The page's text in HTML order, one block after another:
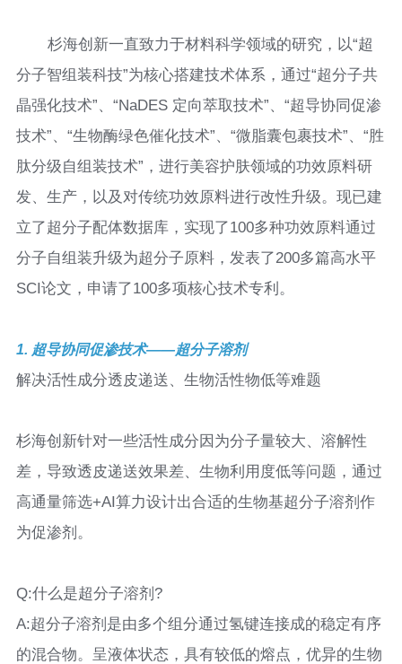
杉海创新一直致力于材料科学领域的研究，以“超
分子智组装科技”为核心搭建技术体系，通过“超分子共
晶强化技术”、“NaDES 定向萃取技术”、“超导协同促渗
技术”、“生物酶绿色催化技术”、“微脂囊包裹技术”、“胜
肽分级自组装技术”，进行美容护肤领域的功效原料研
发、生产，以及对传统功效原料进行改性升级。现已建
立了超分子配体数据库，实现了100多种功效原料通过
分子自组装升级为超分子原料，发表了200多篇高水平
SCI论文，申请了100多项核心技术专利。
1. 超导协同促渗技术——超分子溶剂
解决活性成分透皮递送、生物活性物低等难题
杉海创新针对一些活性成分因为分子量较大、溶解性
差，导致透皮递送效果差、生物利用度低等问题，通过
高通量筛选+AI算力设计出合适的生物基超分子溶剂作
为促渗剂。
Q:什么是超分子溶剂?
A:超分子溶剂是由多个组分通过氢键连接成的稳定有序
的混合物。呈液体状态，具有较低的熔点，优异的生物